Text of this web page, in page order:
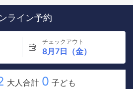
ライン予約
チェックアウト
8月7日（金）
大人合計 0 子ども